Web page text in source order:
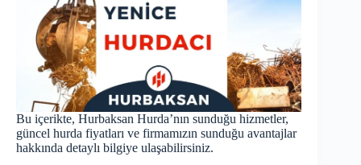
Bu içerikte, Hurbaksan Hurda’nın sunduğu hizmetler,
güncel hurda fiyatları ve firmamızın sunduğu avantajlar
hakkında detaylı bilgiye ulaşabilirsiniz.